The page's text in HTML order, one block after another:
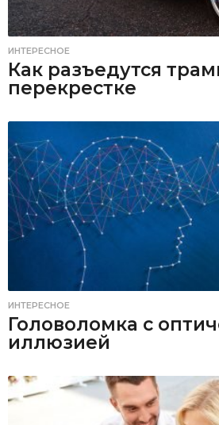
ИНТЕРЕСНОЕ
Как разъедутся
перекрестке
ИНТЕРЕСНОЕ
Головоломка с
иллюзией